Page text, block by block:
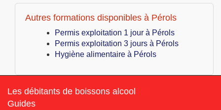
Autres formations disponibles à Pérols
Permis exploitation 1 jour à Pérols
Permis exploitation 3 jours à Pérols
Hygiène alimentaire à Pérols
Les débitants de boissons alcool
Guides